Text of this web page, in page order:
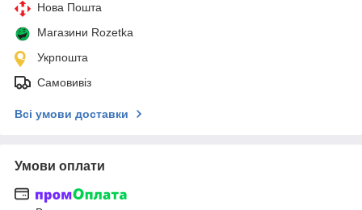
Нова Пошта
Магазини Rozetka
Укрпошта
Самовивіз
Всі умови доставки
Умови оплати